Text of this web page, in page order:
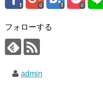
0 0
フォローする
admin